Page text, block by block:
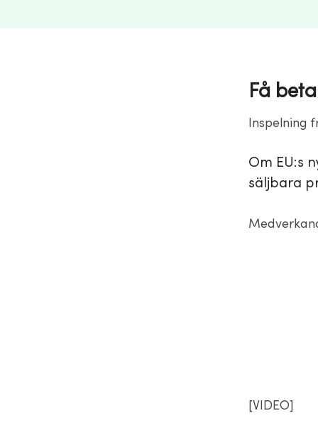
Få
Inspelning
Om EU:s
säljbara
[VIDEO]